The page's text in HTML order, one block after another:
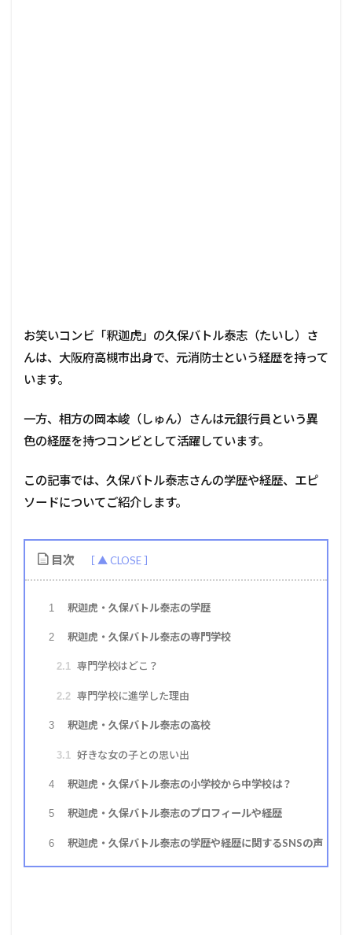
お笑いコンビ「釈迦虎」の久保バトル泰志（たいし）さ
んは、大阪府高槻市出身で、元消防士という経歴を持って
います。
一方、相方の岡本峻（しゅん）さんは元銀行員という異
色の経歴を持つコンビとして活躍しています。
この記事では、久保バトル泰志さんの学歴や経歴、エピ
ソードについてご紹介します。
目次
1 釈迦虎・久保バトル泰志の学歴
2 釈迦虎・久保バトル泰志の専門学校
2.1 専門学校はどこ？
2.2 専門学校に進学した理由
3 釈迦虎・久保バトル泰志の高校
3.1 好きな女の子との思い出
4 釈迦虎・久保バトル泰志の小学校から中学校は？
5 釈迦虎・久保バトル泰志のプロフィールや経歴
6 釈迦虎・久保バトル泰志の学歴や経歴に関するSNSの声